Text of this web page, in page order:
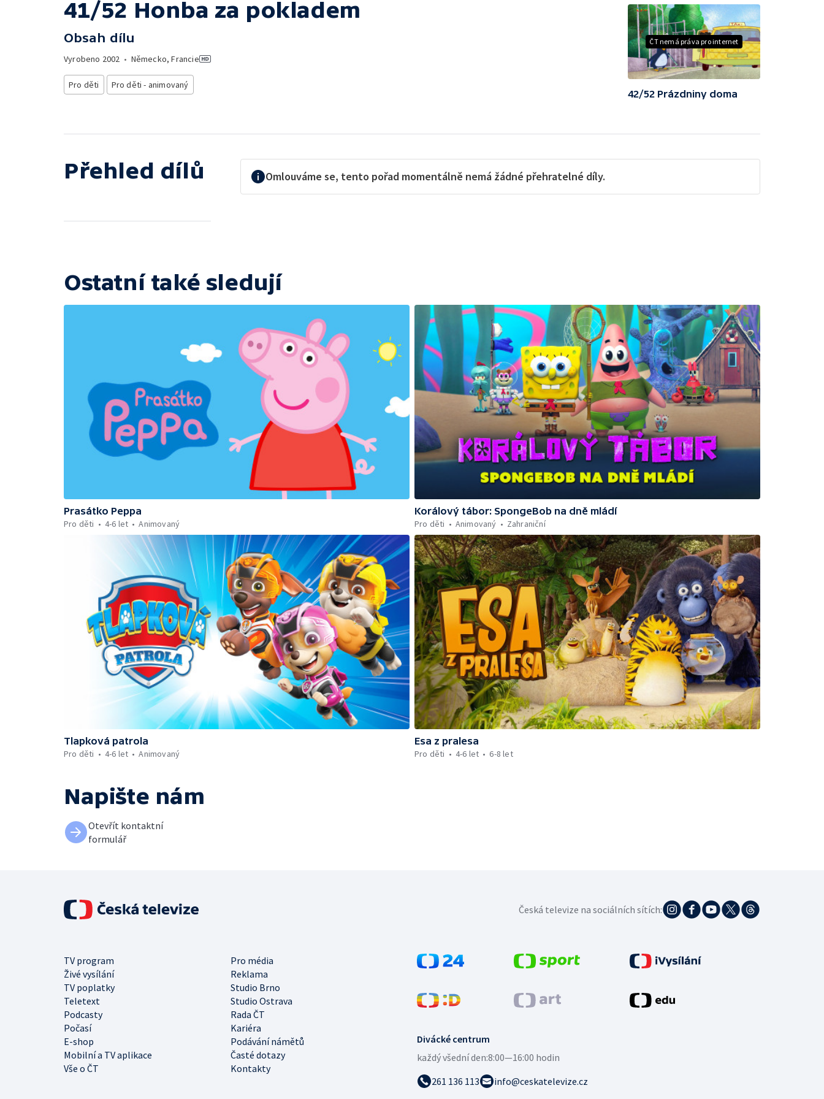
41/52 Honba za pokladem
Obsah dílu
Vyrobeno 2002 • Německo, Francie
Pro děti Pro děti - animovaný
ČT nemá práva pro internet
42/52 Prázdniny doma
Přehled dílů Omlouváme se, tento pořad momentálně nemá žádné přehratelné díly.
Ostatní také sledují
Prasátko Peppa
Pro děti
4-6 let Animovaný
Korálový tábor: SpongeBob na dně mládí
Pro děti
Animovaný Zahraniční
Tlapková patrola
Pro děti
4-6 let Animovaný
Esa z pralesa
Pro děti
4-6 let 6-8 let
Napište nám
Otevřít kontaktní
formulář
Divácké centrum
každý všední den:8:00—16:00 hodin
261 136 113
info@ceskatelevize.cz
TV program
Pro média
Živé vysílání
Reklama
TV poplatky
Studio Brno
Teletext
Studio Ostrava
Podcasty
Rada ČT
Počasí
Kariéra
E-shop
Podávání námětů
Mobilní a TV aplikace
Časté dotazy
Vše o ČT
Kontakty
Česká televize na sociálních sítích: